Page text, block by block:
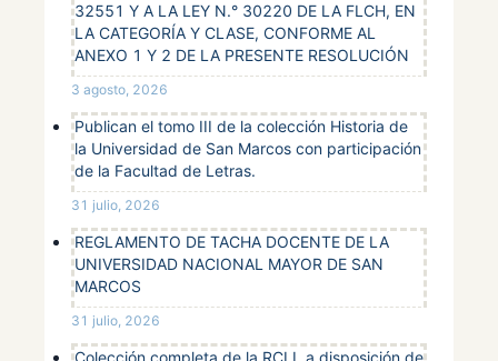
32551 Y A LA LEY N.° 30220 DE LA FLCH, EN
LA CATEGORÍA Y CLASE, CONFORME AL
ANEXO 1 Y 2 DE LA PRESENTE RESOLUCIÓN
3 agosto, 2026
Publican el tomo III de la colección Historia de
la Universidad de San Marcos con participación
de la Facultad de Letras.
31 julio, 2026
REGLAMENTO DE TACHA DOCENTE DE LA
UNIVERSIDAD NACIONAL MAYOR DE SAN
MARCOS
31 julio, 2026